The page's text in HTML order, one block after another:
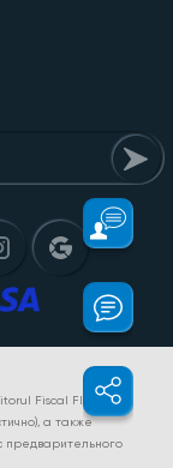
Fiscal FISC.MD”.
а также
предварительного